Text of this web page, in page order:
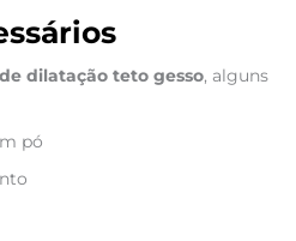
dilatação teto gesso, alguns
pó